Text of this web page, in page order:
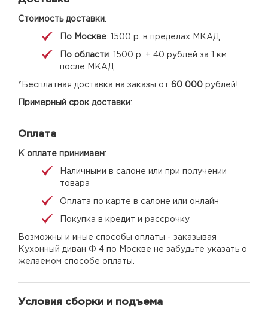
Стоимость доставки:
По Москве: 1500 р. в пределах МКАД
По области: 1500 р. + 40 рублей за 1 км
после МКАД
*Бесплатная доставка на заказы от 60 000 рублей!
Примерный срок доставки:
Оплата
К оплате принимаем:
Наличными в салоне или при получении
товара
Оплата по карте в салоне или онлайн
Покупка в кредит и рассрочку
Возможны и иные способы оплаты - заказывая
Кухонный диван Ф 4 по Москве не забудьте указать о
желаемом способе оплаты.
Условия сборки и подъема